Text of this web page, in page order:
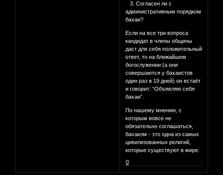
3. Согласен ли с
административным порядком
бахаи?
Если на все три вопроса
кандидат в члены общины
даст для себя положительный
ответ, то на ближайшем
богослужении (а они
совершаются у бахаистов
один раз в 19 дней) он встаёт
и говорит: “Объявляю себя
бахаи”.
По нашему мнению, с
которым вовсе не
обязательно соглашаться,
бахаизм - это одна из самых
цивилизованных религий,
которые существуют в мире.
0